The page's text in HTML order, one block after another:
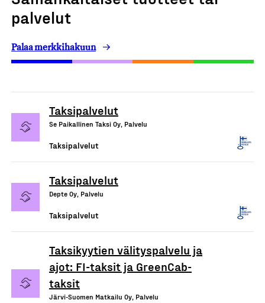
palvelut
Palaa merkkihakuun
Taksipalvelut
Se Paikallinen Taksi Oy, Palvelu
Taksipalvelut
Taksipalvelut
Depte Oy, Palvelu
Taksipalvelut
Taksikyytien välityspalvelu ja
ajot: FI-taksit ja GreenCab-
taksit
Järvi-Suomen Matkailu Oy, Palvelu